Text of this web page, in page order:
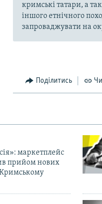
кримські татари, а
іншого етнічного
запроваджувати на
Поділитись
маркетплейс
прийом нових